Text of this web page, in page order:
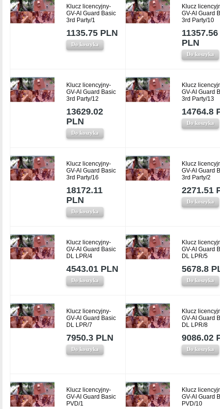
Klucz licencyjny-
GV-AI Guard Basic
3rd Party/1
1135.75 PLN
Do koszyka
Klucz
GV-AI Guard
3rd Party/10
11357.56
PLN
Do koszyka
Klucz licencyjny-
GV-AI Guard Basic
3rd Party/12
13629.02
PLN
Do koszyka
Klucz
GV-AI Guard
3rd Party/13
14764.8
Do koszyka
Klucz licencyjny-
GV-AI Guard Basic
3rd Party/16
18172.11
PLN
Do koszyka
Klucz
GV-AI Guard
3rd Party/2
2271.51
Do koszyka
Klucz licencyjny-
GV-AI Guard Basic
DL LPR/4
4543.01 PLN
Do koszyka
Klucz
GV-AI Guard
DL LPR/5
5678.8
Do koszyka
Klucz licencyjny-
GV-AI Guard Basic
DL LPR/7
7950.3 PLN
Do koszyka
Klucz
GV-AI Guard
DL LPR/8
9086.02
Do koszyka
Klucz licencyjny-
GV-AI Guard Basic
PVD/1
Klucz
GV-AI Guard
PVD/10